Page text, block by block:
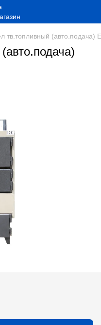
тв.топливный (авто.подача)